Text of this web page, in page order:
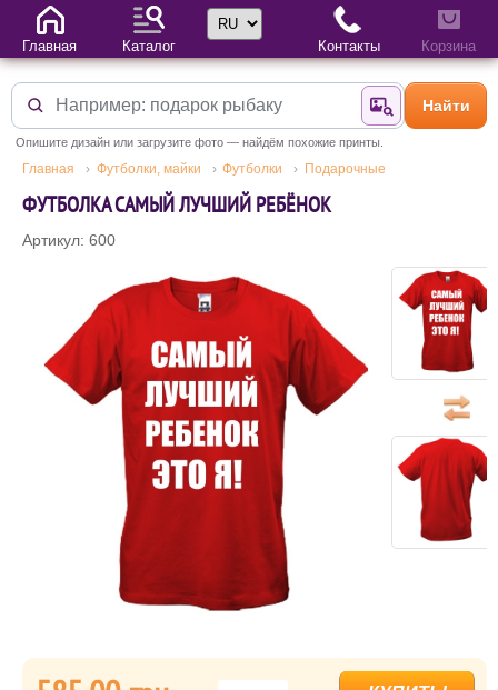
Найти поНайти
Опишите дизайн или загрузите фото — найдём похожие принты.
Главная Футболки, майки Футболки Подарочные
ФУТБОЛКА САМЫЙ ЛУЧШИЙ РЕБЁНОК
Артикул: 600
Главная Каталог
Выбор языка
Контакты Корзина